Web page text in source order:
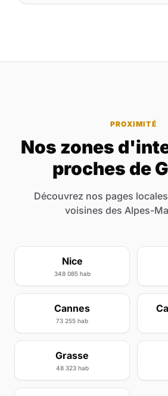
PROXIMITÉ
Nos zones
proches de
Découvrez nos pages locales
voisines des Alpes-
Nice
348 085 hab
Cannes
73 255 hab
Grasse
48 323 hab